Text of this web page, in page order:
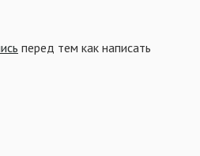
что положительно
вываживание, снижая
ручка обеспечивает
перед тем как написать